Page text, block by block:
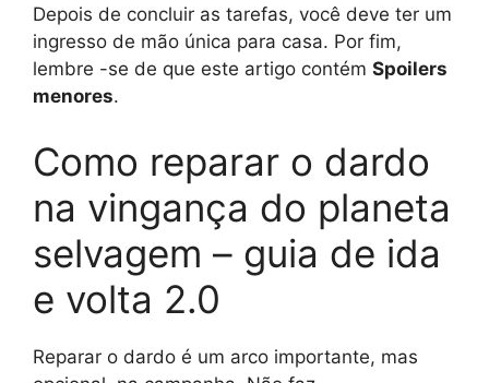
Depois de concluir as tarefas, você deve ter um
ingresso de mão única para casa. Por fim,
lembre -se de que este artigo contém Spoilers
menores.
Como reparar o dardo
na vingança do planeta
selvagem – guia de ida
e volta 2.0
Reparar o dardo é um arco importante, mas